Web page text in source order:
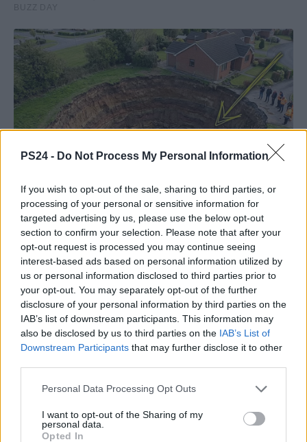
PS24 - Do Not Process My Personal Information
If you wish to opt-out of the sale, sharing to third parties, or
processing of your personal or sensitive information for
targeted advertising by us, please use the below opt-out
section to confirm your selection. Please note that after your
opt-out request is processed you may continue seeing
interest-based ads based on personal information utilized by
us or personal information disclosed to third parties prior to
your opt-out. You may separately opt-out of the further
disclosure of your personal information by third parties on the
IAB’s list of downstream participants. This information may
also be disclosed by us to third parties on the IAB’s List of
Downstream Participants that may further disclose it to other
Personal Data Processing Opt Outs
I want to opt-out of the Sharing of my
personal data.
Opted In